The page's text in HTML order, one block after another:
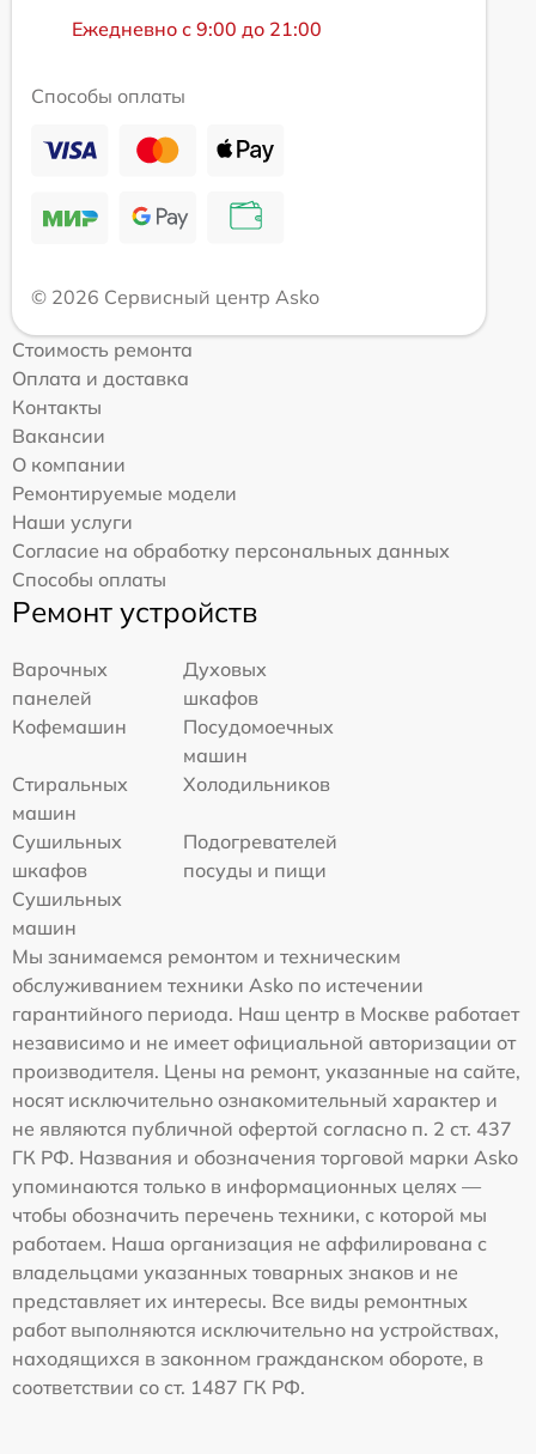
Ежедневно с 9:00 до 21:00
Способы оплаты
© 2026 Сервисный центр Asko
Стоимость ремонта
Оплата и доставка
Контакты
Вакансии
О компании
Ремонтируемые модели
Наши услуги
Согласие на обработку персональных данных
Способы оплаты
Ремонт устройств
Варочных
панелей
Духовых
шкафов
Кофемашин
Посудомоечных
машин
Стиральных
машин
Холодильников
Сушильных
шкафов
Подогревателей
посуды и пищи
Сушильных
машин
Мы занимаемся ремонтом и техническим
обслуживанием техники Asko по истечении
гарантийного периода. Наш центр в Москве работает
независимо и не имеет официальной авторизации от
производителя. Цены на ремонт, указанные на сайте,
носят исключительно ознакомительный характер и
не являются публичной офертой согласно п. 2 ст. 437
ГК РФ. Названия и обозначения торговой марки Asko
упоминаются только в информационных целях —
чтобы обозначить перечень техники, с которой мы
работаем. Наша организация не аффилирована с
владельцами указанных товарных знаков и не
представляет их интересы. Все виды ремонтных
работ выполняются исключительно на устройствах,
находящихся в законном гражданском обороте, в
соответствии со ст. 1487 ГК РФ.